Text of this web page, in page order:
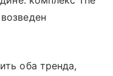
оба тренда,